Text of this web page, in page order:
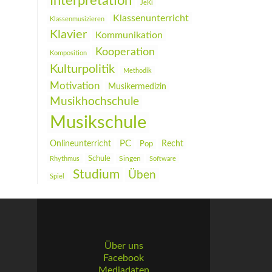
JeKi
Klassenmusizieren Klassenunterricht
Klavier Kommunikation
Komposition Kooperation
Kulturpolitik Methodik
Motivation Musikermedizin
Musikhochschule
Musikschule
Onlineunterricht PC Pop Recht
Rhythmus Schule Singen Software
Spiel Studium Üben
Über uns
Facebook